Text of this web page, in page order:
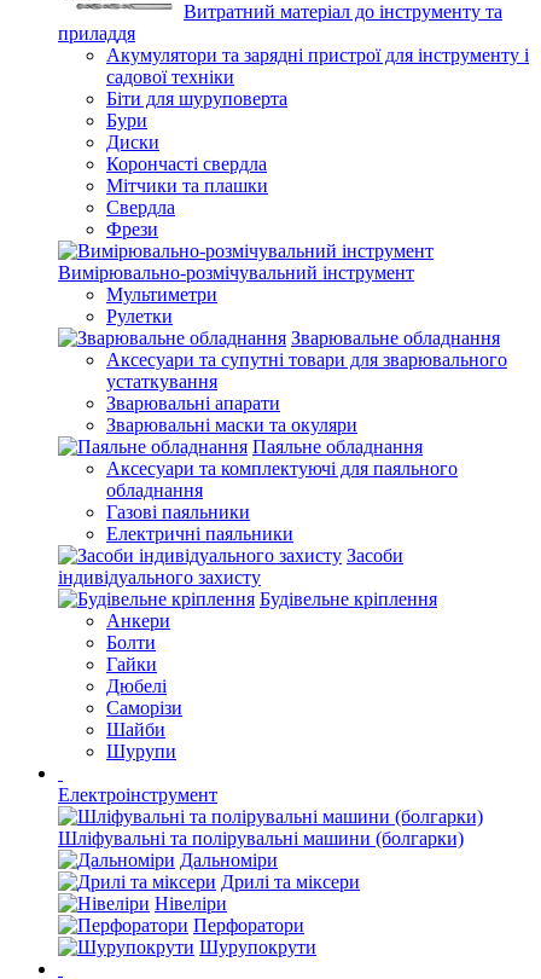
Витратний матеріал до інструменту та
приладдя
Акумулятори та зарядні пристрої для інструменту і
садової техніки
Біти для шуруповерта
Бури
Диски
Корончасті свердла
Мітчики та плашки
Свердла
Фрези
Вимірювально-розмічувальний інструмент
Мультиметри
Рулетки
Зварювальне обладнання
Аксесуари та супутні товари для зварювального
устаткування
Зварювальні апарати
Зварювальні маски та окуляри
Паяльне обладнання
Аксесуари та комплектуючі для паяльного
обладнання
Газові паяльники
Електричні паяльники
Засоби
індивідуального захисту
Будівельне кріплення
Анкери
Болти
Гайки
Дюбелі
Саморізи
Шайби
Шурупи
Електроінструмент
Шліфувальні та полірувальні машини (болгарки)
Дальноміри
Дрилі та міксери
Нівеліри
Перфоратори
Шурупокрути